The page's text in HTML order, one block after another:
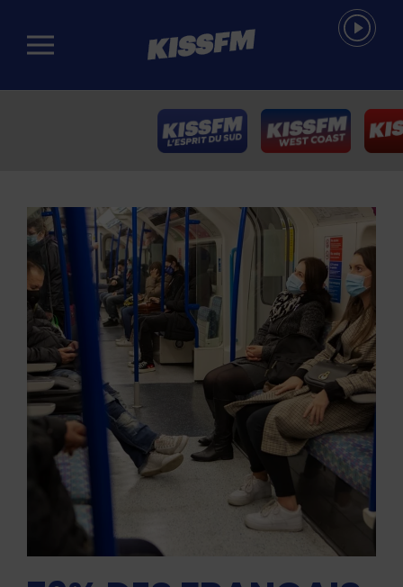
Passer au contenu principal